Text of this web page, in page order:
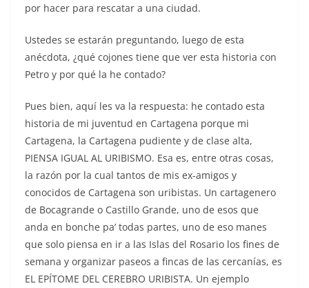
por hacer para rescatar a una ciudad.
Ustedes se estarán preguntando, luego de esta
anécdota, ¿qué cojones tiene que ver esta historia con
Petro y por qué la he contado?
Pues bien, aquí les va la respuesta: he contado esta
historia de mi juventud en Cartagena porque mi
Cartagena, la Cartagena pudiente y de clase alta,
PIENSA IGUAL AL URIBISMO. Esa es, entre otras cosas,
la razón por la cual tantos de mis ex-amigos y
conocidos de Cartagena son uribistas. Un cartagenero
de Bocagrande o Castillo Grande, uno de esos que
anda en bonche pa’ todas partes, uno de eso manes
que solo piensa en ir a las Islas del Rosario los fines de
semana y organizar paseos a fincas de las cercanías, es
EL EPÍTOME DEL CEREBRO URIBISTA. Un ejemplo